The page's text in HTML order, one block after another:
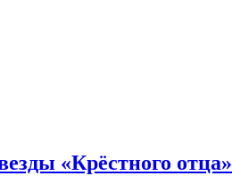
«Крёстного отца»